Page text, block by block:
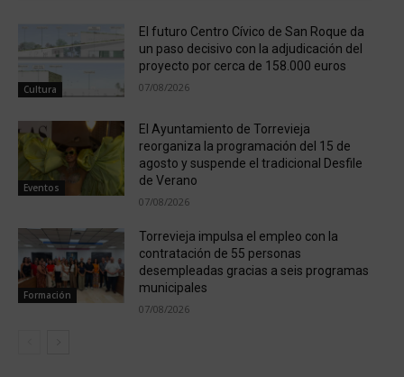
Cultura
El futuro Centro Cívico de San Roque da
un paso decisivo con la adjudicación del
proyecto por cerca de 158.000 euros
07/08/2026
Eventos
El Ayuntamiento de Torrevieja
reorganiza la programación del 15 de
agosto y suspende el tradicional Desfile
de Verano
07/08/2026
Formación
Torrevieja impulsa el empleo con la
contratación de 55 personas
desempleadas gracias a seis programas
municipales
07/08/2026